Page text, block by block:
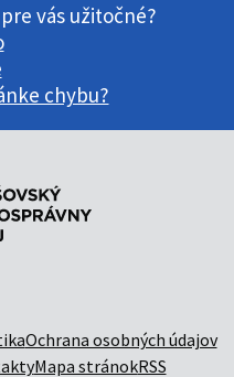
vás užitočné?
chybu?
Ochrana osobných údajov
Mapa stránokRSS